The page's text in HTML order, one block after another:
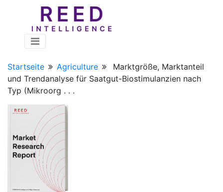
Startseite Agriculture
Marktgröße, Marktanteil
und Trendanalyse für Saatgut-Biostimulanzien nach
Typ (Mikroorg . . .